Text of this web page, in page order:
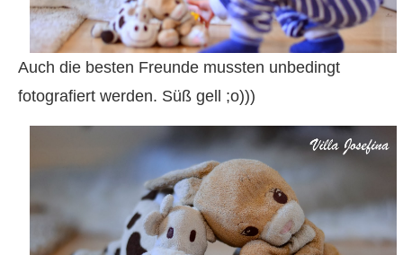
Auch die besten Freunde mussten unbedingt
fotografiert werden. Süß gell ;o)))